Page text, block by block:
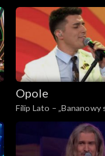
Ania Rusowicz i Sławek
Uniatowski – „Chałupy
to”. 62. KFPP: Koncert
więc prywatkę”
Opole
Filip Lato – „Bananowy
KFPP: Koncert